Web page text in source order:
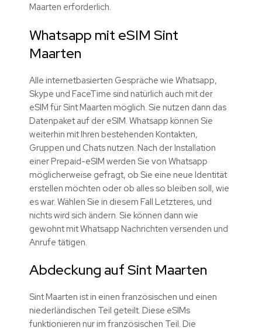
Maarten erforderlich.
Whatsapp mit eSIM Sint
Maarten
Alle internetbasierten Gespräche wie Whatsapp,
Skype und FaceTime sind natürlich auch mit der
eSIM für Sint Maarten möglich. Sie nutzen dann das
Datenpaket auf der eSIM. Whatsapp können Sie
weiterhin mit Ihren bestehenden Kontakten,
Gruppen und Chats nutzen. Nach der Installation
einer Prepaid-eSIM werden Sie von Whatsapp
möglicherweise gefragt, ob Sie eine neue Identität
erstellen möchten oder ob alles so bleiben soll, wie
es war. Wählen Sie in diesem Fall Letzteres, und
nichts wird sich ändern. Sie können dann wie
gewohnt mit Whatsapp Nachrichten versenden und
Anrufe tätigen.
Abdeckung auf Sint Maarten
Sint Maarten ist in einen französischen und einen
niederländischen Teil geteilt. Diese eSIMs
funktionieren nur im französischen Teil. Die